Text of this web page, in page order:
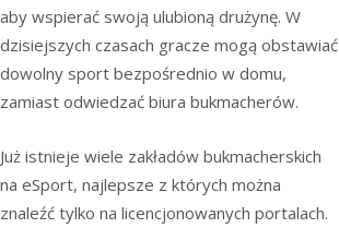
aby wspierać swoją ulubioną drużynę. W
dzisiejszych czasach gracze mogą obstawiać
dowolny sport bezpośrednio w domu,
zamiast odwiedzać biura bukmacherów.
Już istnieje wiele zakładów bukmacherskich
na eSport, najlepsze z których można
znaleźć tylko na licencjonowanych portalach.